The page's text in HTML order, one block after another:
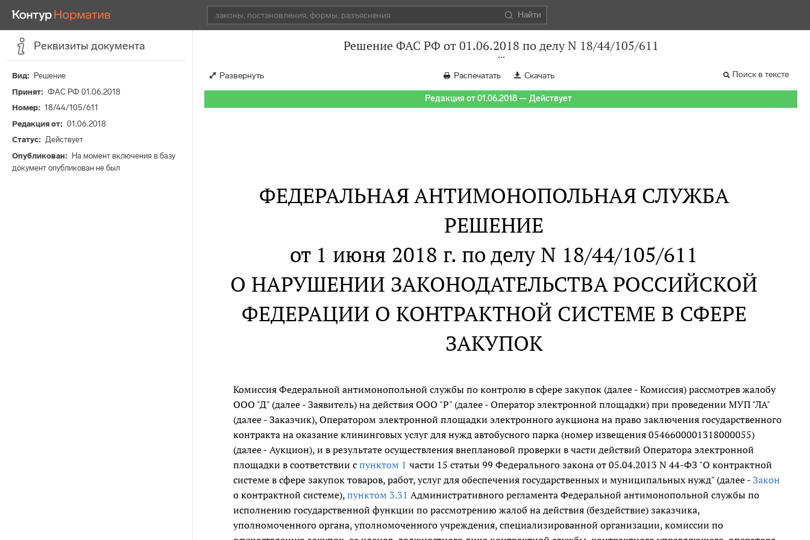
Найти
Реквизиты документа
Вид
Решение
Принят
ФАС РФ 01.06.2018
Номер
18/44/105/611
Редакция от
01.06.2018
Статус
Действует
Опубликован
На момент включения в базу
документ опубликован не был
Решение ФАС РФ от 01.06.2018 по делу N 18/44/105/611
Развернуть Распечатать Скачать Поиск в тексте
Редакция от 01.06.2018 — Действует
ФЕДЕРАЛЬНАЯ АНТИМОНОПОЛЬНАЯ СЛУЖБА
РЕШЕНИЕ
от 1 июня 2018 г. по делу N 18/44/105/611
О НАРУШЕНИИ ЗАКОНОДАТЕЛЬСТВА РОССИЙСКОЙ
ФЕДЕРАЦИИ О КОНТРАКТНОЙ СИСТЕМЕ В СФЕРЕ
ЗАКУПОК
Комиссия Федеральной антимонопольной службы по контролю в сфере закупок (далее - Комиссия) рассмотрев жалобу
ООО "Д" (далее - Заявитель) на действия ООО "Р" (далее - Оператор электронной площадки) при проведении МУП "ЛА"
(далее - Заказчик), Оператором электронной площадки электронного аукциона на право заключения государственного
контракта на оказание клининговых услуг для нужд автобусного парка (номер извещения 0546600001318000055)
(далее - Аукцион), и в результате осуществления внеплановой проверки в части действий Оператора электронной
площадки в соответствии спунктом 1 части 15 статьи 99 Федерального закона от 05.04.2013 N 44-ФЗ "О контрактной
системе в сфере закупок товаров, работ, услуг для обеспечения государственных и муниципальных нужд" (далее -Закон
о контрактной системе),пунктом 3.31 Административного регламента Федеральной антимонопольной службы по
исполнению государственной функции по рассмотрению жалоб на действия (бездействие) заказчика,
уполномоченного органа, уполномоченного учреждения, специализированной организации, комиссии по